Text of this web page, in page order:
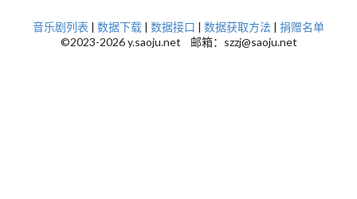
音乐剧列表 | 数据下载 | 数据接口 | 数据获取方法 | 捐赠名单
©2023-2026 y.saoju.net 邮箱：szzj@saoju.net